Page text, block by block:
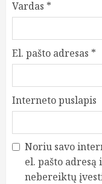
Vardas *
El. pašto adresas *
Interneto puslapis
Noriu savo
el. pašto
nebereiktų